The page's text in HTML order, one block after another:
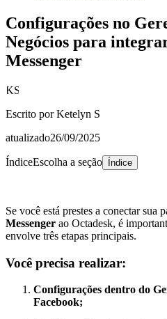
Configurações no
Negócios para
Messenger
KS
Escrito porKetelyn S
atualizado26/09/2025
ÍndiceEscolha a seção Índice
Se você está prestes a conectar sua
Messenger ao Octadesk, é
envolve três etapas principais.
Você precisa realizar:
Configurações dentro do
Facebook;